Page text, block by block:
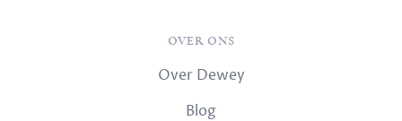
OVER ONS
Over Dewey
Blog